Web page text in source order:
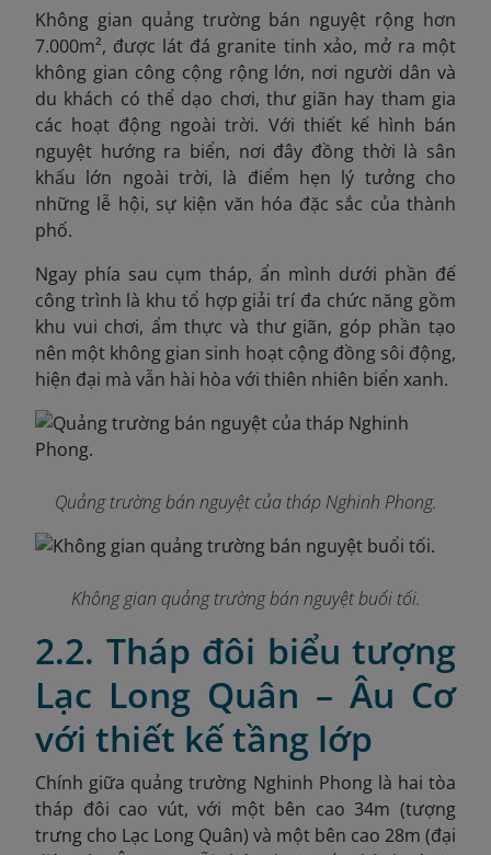
Không gian quảng trường bán nguyệt rộng hơn
7.000m², được lát đá granite tinh xảo, mở ra một
không gian công cộng rộng lớn, nơi người dân và
du khách có thể dạo chơi, thư giãn hay tham gia
các hoạt động ngoài trời. Với thiết kế hình bán
nguyệt hướng ra biển, nơi đây đồng thời là sân
khấu lớn ngoài trời, là điểm hẹn lý tưởng cho
những lễ hội, sự kiện văn hóa đặc sắc của thành
phố.
Ngay phía sau cụm tháp, ẩn mình dưới phần đế
công trình là khu tổ hợp giải trí đa chức năng gồm
khu vui chơi, ẩm thực và thư giãn, góp phần tạo
nên một không gian sinh hoạt cộng đồng sôi động,
hiện đại mà vẫn hài hòa với thiên nhiên biển xanh.
Quảng trường bán nguyệt của tháp Nghinh Phong.
Không gian quảng trường bán nguyệt buổi tối.
2.2. Tháp đôi biểu tượng
Lạc Long Quân – Âu Cơ
với thiết kế tầng lớp
Chính giữa quảng trường Nghinh Phong là hai tòa
tháp đôi cao vút, với một bên cao 34m (tượng
trưng cho Lạc Long Quân) và một bên cao 28m (đại